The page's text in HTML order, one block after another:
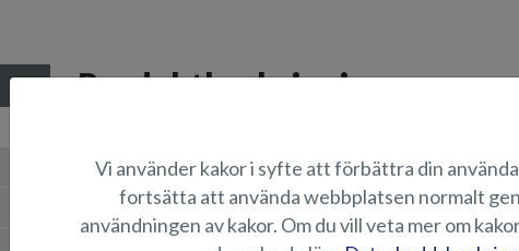
Produktbeskrivning
Kapellet för Fox BR från och med årsmodell 2023 hittas under
LÄMPLIGHET
Vi använder kakor i syfte att förbättra din
fortsätta att använda webbplatsen normalt
användningen av kakor. Om du vill veta mer om